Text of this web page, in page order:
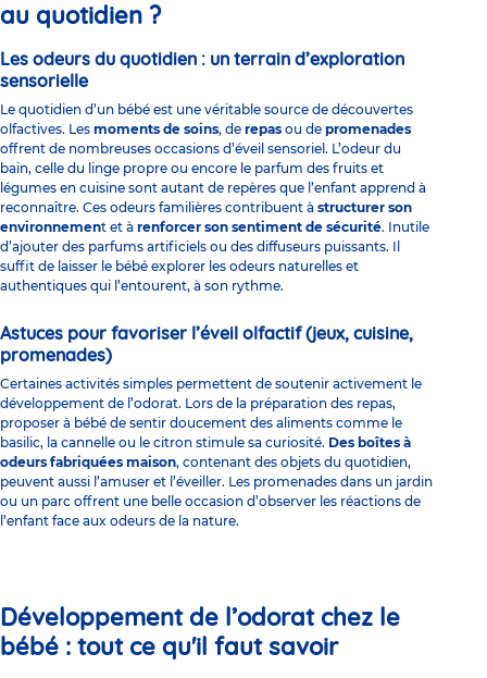
au quotidien ?
Les odeurs du quotidien : un terrain d’exploration
sensorielle
Le quotidien d’un bébé est une véritable source de découvertes
olfactives. Les moments de soins, de repas ou de promenades
offrent de nombreuses occasions d’éveil sensoriel. L’odeur du
bain, celle du linge propre ou encore le parfum des fruits et
légumes en cuisine sont autant de repères que l’enfant apprend à
reconnaître. Ces odeurs familières contribuent à structurer son
environnement et à renforcer son sentiment de sécurité. Inutile
d’ajouter des parfums artificiels ou des diffuseurs puissants. Il
suffit de laisser le bébé explorer les odeurs naturelles et
authentiques qui l’entourent, à son rythme.
Astuces pour favoriser l’éveil olfactif (jeux, cuisine,
promenades)
Certaines activités simples permettent de soutenir activement le
développement de l’odorat. Lors de la préparation des repas,
proposer à bébé de sentir doucement des aliments comme le
basilic, la cannelle ou le citron stimule sa curiosité. Des boîtes à
odeurs fabriquées maison, contenant des objets du quotidien,
peuvent aussi l’amuser et l’éveiller. Les promenades dans un jardin
ou un parc offrent une belle occasion d’observer les réactions de
l’enfant face aux odeurs de la nature.
Développement de l’odorat chez le
bébé : tout ce qu'il faut savoir